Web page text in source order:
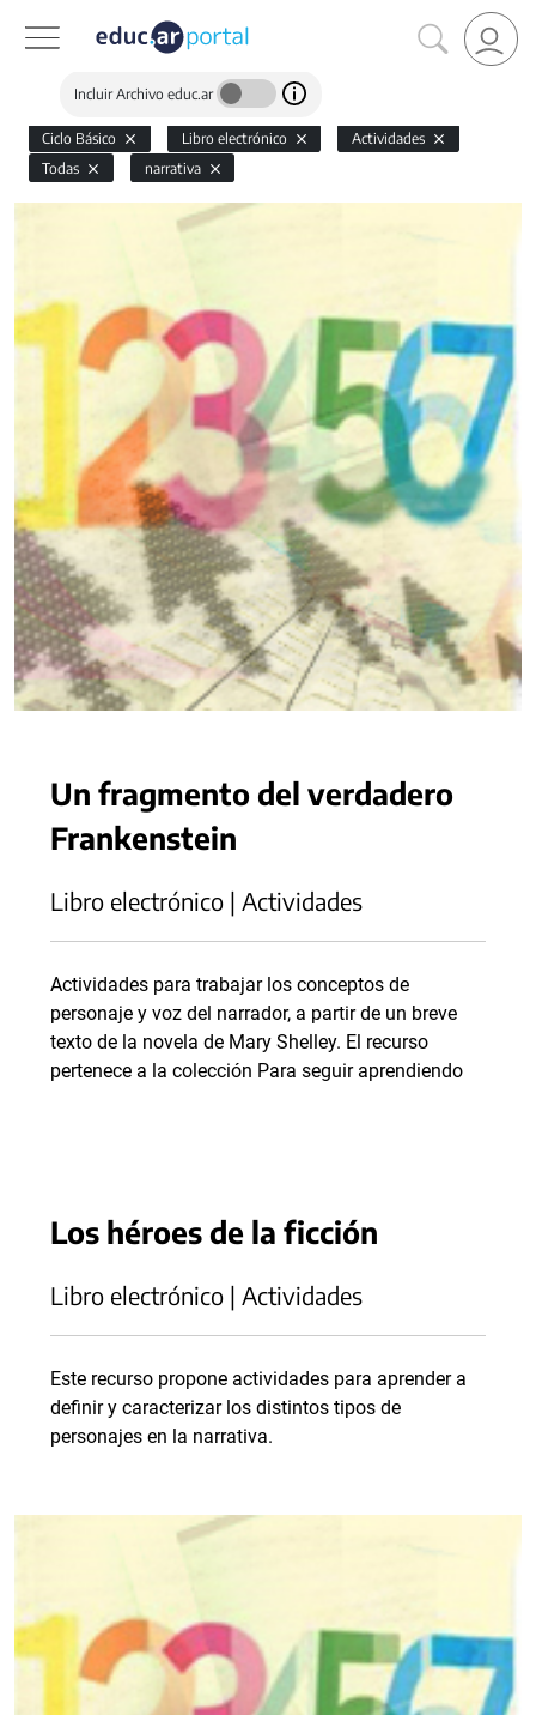
Incluir Archivo educ.ar
Ciclo Básico Libro electrónico
Actividades
Todas
narrativa
Un fragmento del verdadero
Frankenstein
Libro electrónico | Actividades
Actividades para trabajar los conceptos de
personaje y voz del narrador, a partir de un breve
texto de la novela de Mary Shelley. El recurso
pertenece a la colección Para seguir aprendiendo
Los héroes de la ficción
Libro electrónico | Actividades
Este recurso propone actividades para aprender a
definir y caracterizar los distintos tipos de
personajes en la narrativa.